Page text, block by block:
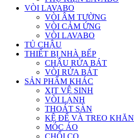
VÒI LAVABO
VÒI ÂM TƯỜNG
VÒI CẢM ỨNG
VÒI LAVABO
TỦ CHẬU
THIẾT BỊ NHÀ BẾP
CHẬU RỬA BÁT
VÒI RỬA BÁT
SẢN PHẨM KHÁC
XỊT VỆ SINH
VÒI LẠNH
THOÁT SÀN
KỆ ĐỂ VÀ TREO KHĂN
MÓC ÁO
CHỔI CỌ